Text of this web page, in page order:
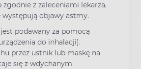
zgodnie z zaleceniami lekarza,
występują objawy astmy.
podawany za pomocą
do inhalacji).
przez ustnik lub maskę na
się z wdychanym